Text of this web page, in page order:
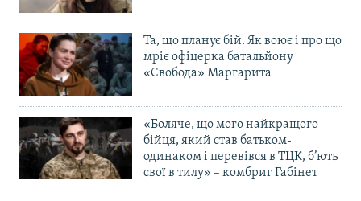
Та, що планує бій. Як воює і про що
мріє офіцерка батальйону
«Свобода» Маргарита
«Боляче, що мого найкращого
бійця, який став батьком-
одинаком і перевівся в ТЦК, б’ють
свої в тилу» – комбриг Габінет